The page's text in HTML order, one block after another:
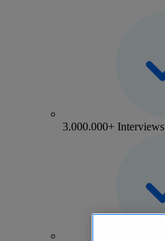
3.000.000+ Interviews